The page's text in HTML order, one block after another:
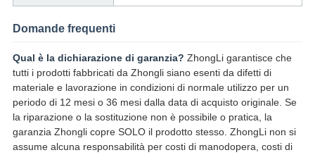
Domande frequenti
Qual è la dichiarazione di garanzia? ZhongLi garantisce che
tutti i prodotti fabbricati da Zhongli siano esenti da difetti di
materiale e lavorazione in condizioni di normale utilizzo per un
periodo di 12 mesi o 36 mesi dalla data di acquisto originale. Se
la riparazione o la sostituzione non è possibile o pratica, la
garanzia Zhongli copre SOLO il prodotto stesso. ZhongLi non si
assume alcuna responsabilità per costi di manodopera, costi di